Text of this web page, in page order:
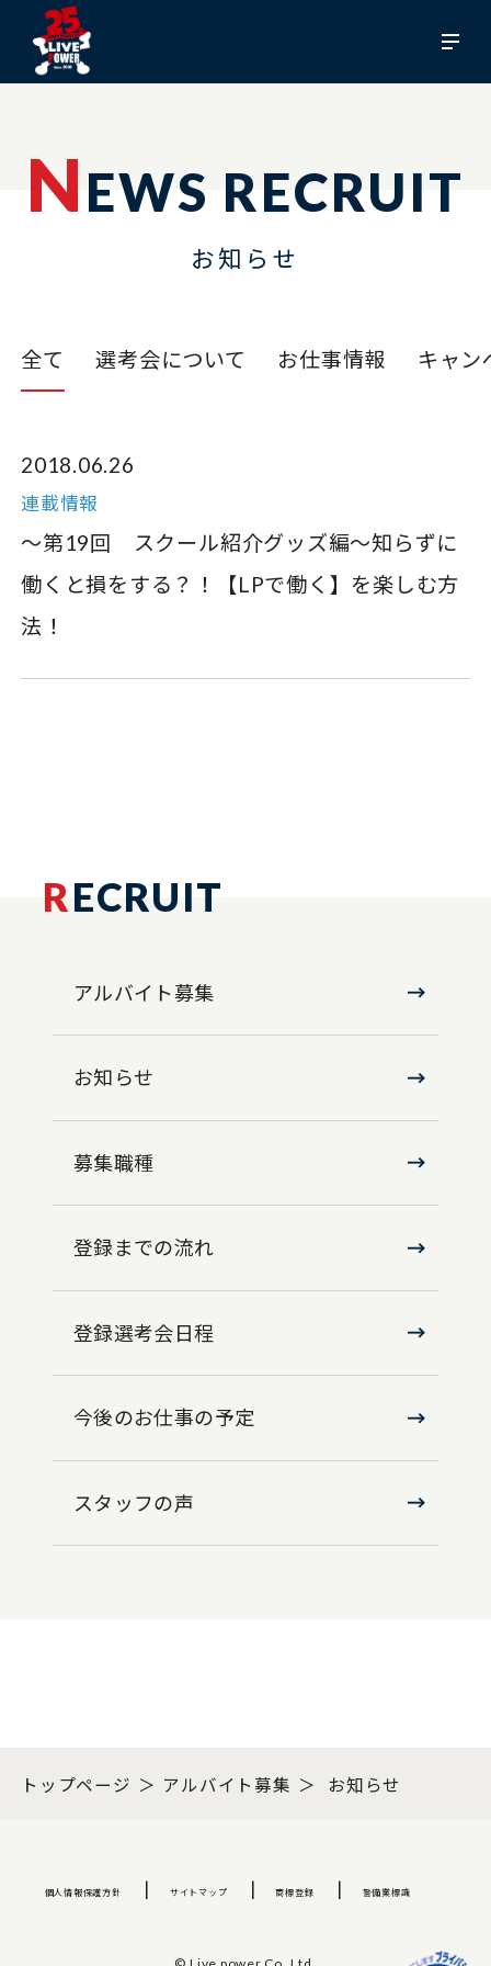
NEWS RECRUIT
お知らせ
全て 選考会について お仕事情報 キャン
2018.06.26
連載情報
～第19回 スクール紹介グッズ編～知らずに
働くと損をする？！【LPで働く】を楽しむ方
法！
RECRUIT
アルバイト募集
お知らせ
募集職種
登録までの流れ
登録選考会日程
今後のお仕事の予定
スタッフの声
トップページ アルバイト募集 お知らせ
個人情報保護方針 サイトマップ 商標登録 警備業標識